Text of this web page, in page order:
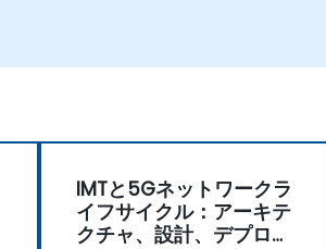
IMTと5Gネットワークラ
イフサイクル：アーキテ
クチャ、設計、デプロイ